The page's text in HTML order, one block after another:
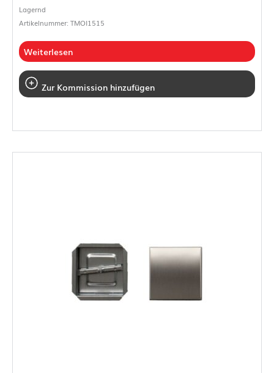
Lagernd
Artikelnummer: TMOI1515
Weiterlesen
Zur Kommission hinzufügen